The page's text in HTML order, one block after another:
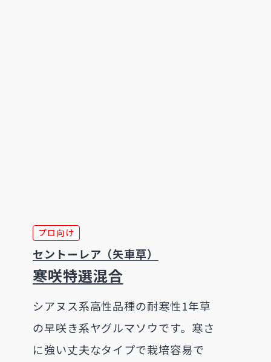
プロ向け
セントーレア（矢車草）
寒咲特選混合
シアヌス系高性品種の耐寒性1年草
の早咲き系ヤグルマソウです。寒さ
に強い丈夫なタイプで栽培容易で